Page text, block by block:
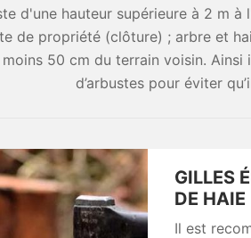
d'une hauteur supérieure à 2 m
de propriété (clôture) ; arbre et
moins 50 cm du terrain voisin.
d’arbustes pour éviter
GILLES
DE HAIE
Il est